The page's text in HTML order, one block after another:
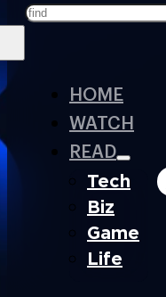
HOME
WATCH
READ
Tech
Biz
Game
Life